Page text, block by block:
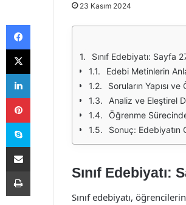
23 Kasım 2024
Sınıf Edebiyatı: Sayfa
Edebi Metinlerin
Soruların Yapısı
Analiz ve Eleştirel
Öğrenme
Sonuç: Edebiyatın
Sınıf Edebiyatı:
Sınıf edebiyatı,
Facebook
X
LinkedIn
Pinterest
Skype
E-Posta ile paylaş